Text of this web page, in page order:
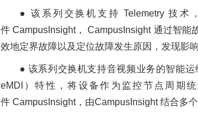
● 该系列交换机支持 Telemetry 技术
件 CampusInsight， CampusInsight 通过智
效地定界故障以及定位故障发生原因，发现影
● 该系列交换机支持音视频业务的智能
eMDI）特性，将设备作为监控节点周期
件 CampusInsight，由CampusInsight 结合多